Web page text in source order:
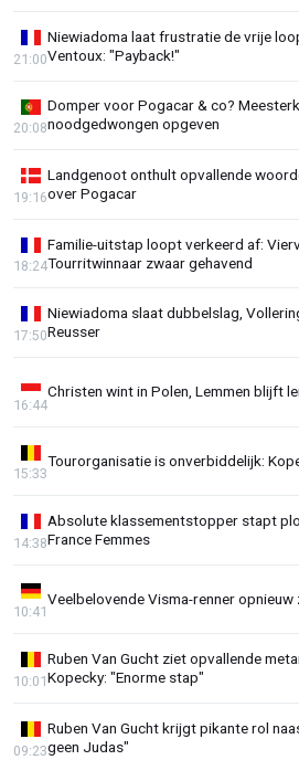
Niewiadoma laat frustratie de vrije
Ventoux: "Payback!"
21:00
Domper voor Pogacar & co?
noodgedwongen opgeven
20:08
Landgenoot onthult opvallende
over Pogacar
19:16
Familie-uitstap loopt verkeerd af:
Tourritwinnaar zwaar gehavend
18:24
Niewiadoma slaat dubbelslag,
Reusser
17:50
Christen wint in Polen, Lemmen blijft
16:44
Tourorganisatie is onverbiddelijk:
15:33
Absolute klassementstopper stapt
France Femmes
14:38
Veelbelovende Visma-renner
10:41
Ruben Van Gucht ziet opvallende
Kopecky: "Enorme stap"
10:01
Ruben Van Gucht krijgt pikante rol
geen Judas"
09:23